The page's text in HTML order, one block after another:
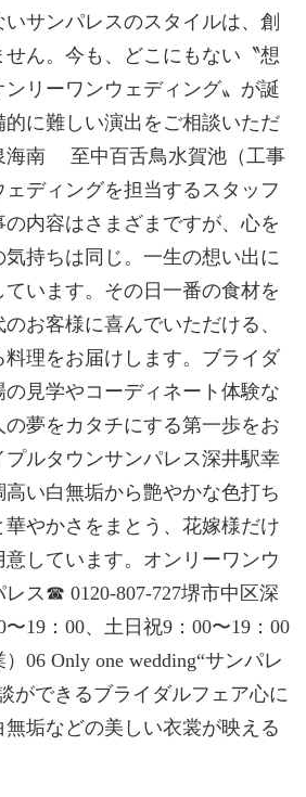
サンパレスのスタイルは、創
ん。今も、どこにもない〝想
リーワンウェディング〟が誕
に難しい演出をご相談いただ
海南 至中百舌鳥水賀池（工事
ディングを担当するスタッフ
内容はさまざまですが、心を
持ちは同じ。一生の想い出に
います。その日一番の食材を
お客様に喜んでいただける、
理をお届けします。ブライダ
見学やコーディネート体験な
の夢をカタチにする第一歩をお
ルタウンサンパレス深井駅幸
い白無垢から艶やかな色打ち
やかさをまとう、花嫁様だけ
しています。オンリーワンウ
ス☎ 0120-807-727堺市中区深
19：00、土日祝9：00〜19：00
06 Only one wedding“サンパレ
ができるブライダルフェア心に
垢などの美しい衣裳が映える